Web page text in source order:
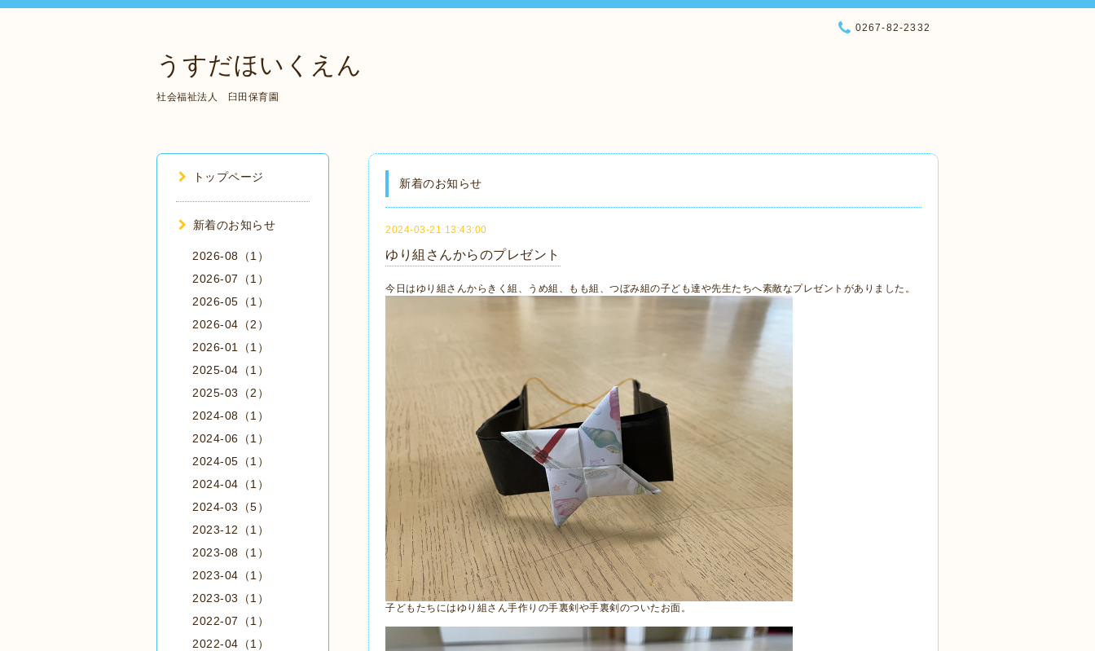
うすだほいくえん
社会福祉法人 臼田保育園
0267-82-2332
新着のお知らせ
2024-03-21 13:43:00
ゆり組さんからのプレゼント
今日はゆり組さんからきく組、うめ組、もも組、つぼみ組の子ども達や先生たちへ素敵なプレゼントがありました。
子どもたちにはゆり組さん手作りの手裏剣や手裏剣のついたお面。
トップページ
新着のお知らせ
2026-08（1）
2026-07（1）
2026-05（1）
2026-04（2）
2026-01（1）
2025-04（1）
2025-03（2）
2024-08（1）
2024-06（1）
2024-05（1）
2024-04（1）
2024-03（5）
2023-12（1）
2023-08（1）
2023-04（1）
2023-03（1）
2022-07（1）
2022-04（1）